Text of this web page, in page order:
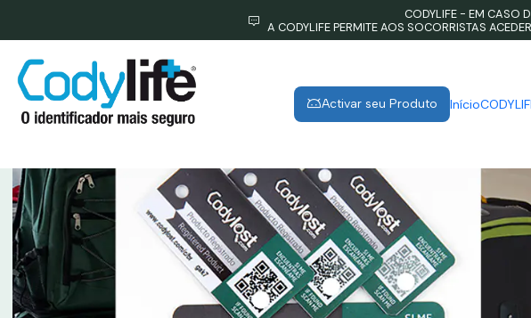
Activar seu Produto Início
CODYLIFE - EM CASO
A CODYLIFE PERMITE AOS SOCORRISTAS
Inicio